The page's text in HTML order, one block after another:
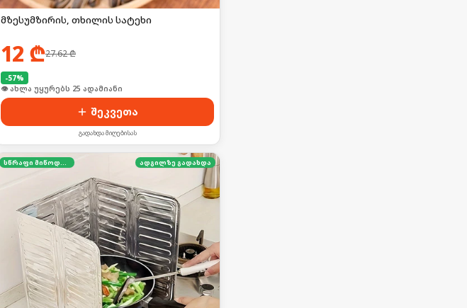
მზესუმზირის, თხილის სატეხი
12 ₾27.62₾
-57%
👁 ახლა უყურებს 25 ადამიანი
შეკვეთა
გადახდა მიღებისას
სწრაფი მიწოდება ადგილზე გადახდა